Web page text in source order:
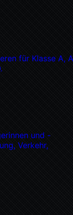
für Klasse A,
und -
Verkehr,